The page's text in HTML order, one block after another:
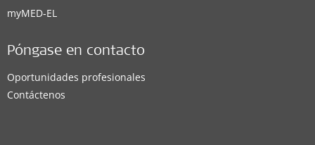
myMED‑EL
Póngase en contacto
Oportunidades profesionales
Contáctenos